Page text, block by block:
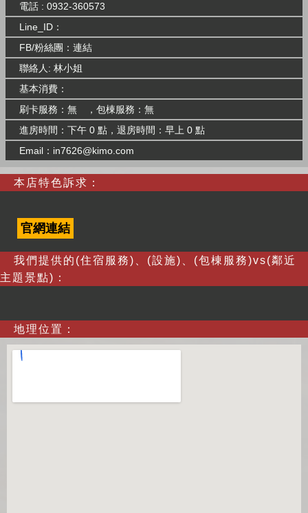
電話 : 0932-360573
Line_ID：
FB/粉絲團： 連結
聯絡人: 林小姐
基本消費：
刷卡服務：無 ，包棟服務：無
進房時間：下午 0 點，退房時間：早上 0 點
Email： in7626@kimo.com
本店特色訴求：
官網連結
我們提供的(住宿服務)、(設施)、(包棟服務)vs(鄰近
主題景點)：
地理位置：